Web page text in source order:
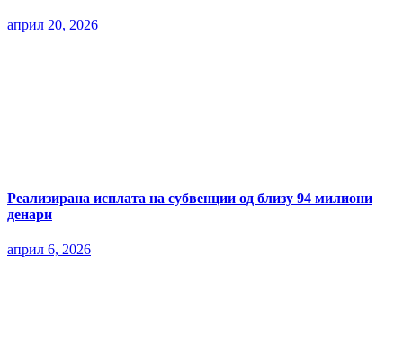
април 20, 2026
Реализирана исплата на субвенции од близу 94 милиони
денари
април 6, 2026